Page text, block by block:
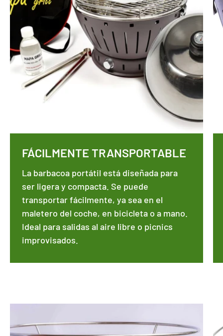
FÁCILMENTE TRANSPORTABLE
La barbacoa portátil está diseñada para
ser ligera y compacta. Se puede
transportar fácilmente, ya sea en el
maletero del coche, en bicicleta o a mano.
Ideal para salidas al aire libre o picnics
improvisados.